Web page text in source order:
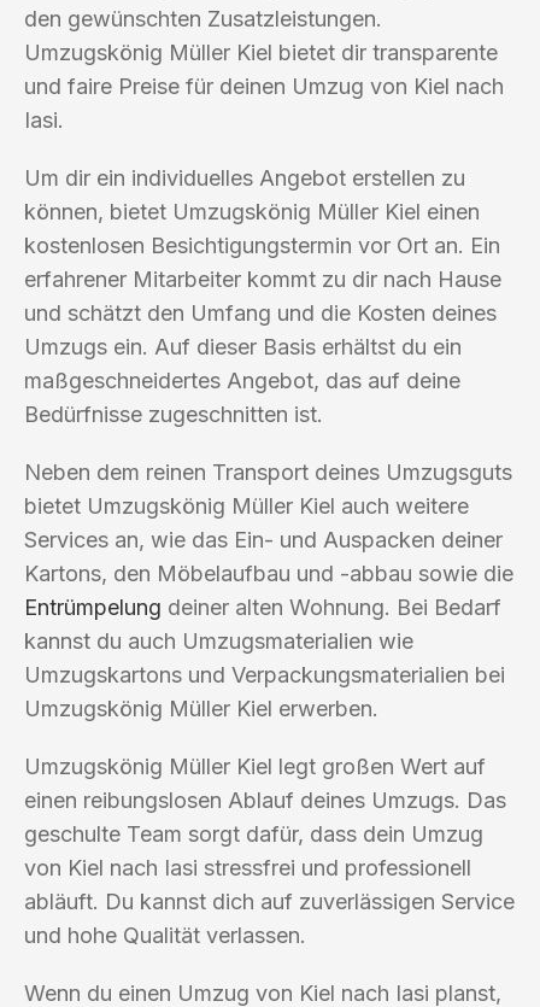
den gewünschten Zusatzleistungen.
Umzugskönig Müller Kiel bietet dir transparente
und faire Preise für deinen Umzug von Kiel nach
Iasi.
Um dir ein individuelles Angebot erstellen zu
können, bietet Umzugskönig Müller Kiel einen
kostenlosen Besichtigungstermin vor Ort an. Ein
erfahrener Mitarbeiter kommt zu dir nach Hause
und schätzt den Umfang und die Kosten deines
Umzugs ein. Auf dieser Basis erhältst du ein
maßgeschneidertes Angebot, das auf deine
Bedürfnisse zugeschnitten ist.
Neben dem reinen Transport deines Umzugsguts
bietet Umzugskönig Müller Kiel auch weitere
Services an, wie das Ein- und Auspacken deiner
Kartons, den Möbelaufbau und -abbau sowie die
Entrümpelung deiner alten Wohnung. Bei Bedarf
kannst du auch Umzugsmaterialien wie
Umzugskartons und Verpackungsmaterialien bei
Umzugskönig Müller Kiel erwerben.
Umzugskönig Müller Kiel legt großen Wert auf
einen reibungslosen Ablauf deines Umzugs. Das
geschulte Team sorgt dafür, dass dein Umzug
von Kiel nach Iasi stressfrei und professionell
abläuft. Du kannst dich auf zuverlässigen Service
und hohe Qualität verlassen.
Wenn du einen Umzug von Kiel nach Iasi planst,